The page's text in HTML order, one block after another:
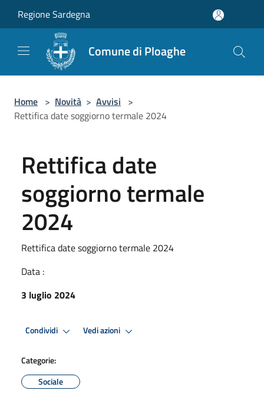
Regione Sardegna
Comune di Ploaghe
Home > Novità > Avvisi >
Rettifica date soggiorno termale 2024
Rettifica date
soggiorno termale
2024
Rettifica date soggiorno termale 2024
Data :
3 luglio 2024
Condividi Vedi azioni
Categorie:
Sociale